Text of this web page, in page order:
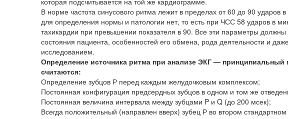
В норме частота синусового ритма лежит в пределах от 60 до 90 ударов
для определения нормы и патологии нет, то есть при ЧСС 58 ударов в
тахикардии при превышении показателя в 90. Все эти параметры
состояния пациента, особенностей его обмена, рода деятельности и
исследованием.
Определение источника ритма при анализе ЭКГ — принципиальный
считаются:
Определение зубцов Р перед каждым желудочковым комплексом;
Постоянная конфигурация предсердных зубцов в одном и том же
Постоянная величина интервала между зубцами P и Q (до 200 мсек);
Всегда положительный (направлен вверх) зубец Р во втором